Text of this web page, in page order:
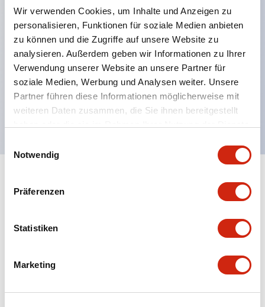
Wir verwenden Cookies, um Inhalte und Anzeigen zu
personalisieren, Funktionen für soziale Medien anbieten
zu können und die Zugriffe auf unsere Website zu
analysieren. Außerdem geben wir Informationen zu Ihrer
Verwendung unserer Website an unsere Partner für
soziale Medien, Werbung und Analysen weiter. Unsere
Partner führen diese Informationen möglicherweise mit
weiteren Daten zusammen, die Sie ihnen bereitgestellt
Notwendig
Präferenzen
Statistiken
Marketing
IEC60947-5-1, Anhang K),
Schutzart IP65, IP67, (IEC60529) und IP69K
(ISO20653),
Löt- oder Leiterplattenanschlussoptionen,
UL NISD zugelassen, c-UL zugelassen, EN
konform
Alle erweitern+
Mechanical Specifications